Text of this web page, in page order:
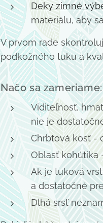
Deky zimné
materiálu, aby
V prvom rade
podkožného tuku a
Načo sa zameriame:
Viditeľnosť,
nie je
Chrbtová kosť -
Oblasť kohútika
Ak je tuková
a dostatočné
Dlhá srsť